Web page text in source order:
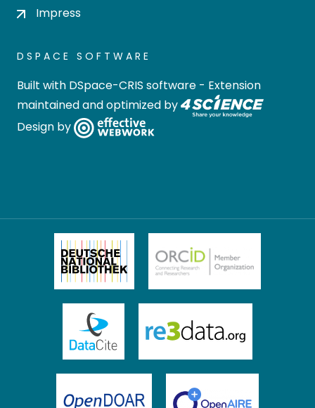
Impress
DSPACE SOFTWARE
Built with DSpace-CRIS software - Extension
maintained and optimized by
Design by